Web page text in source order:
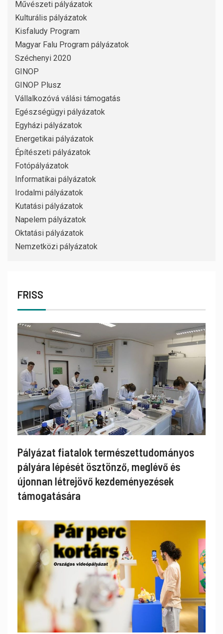
Művészeti pályázatok
Kulturális pályázatok
Kisfaludy Program
Magyar Falu Program pályázatok
Széchenyi 2020
GINOP
GINOP Plusz
Vállalkozóvá válási támogatás
Egészségügyi pályázatok
Egyházi pályázatok
Energetikai pályázatok
Építészeti pályázatok
Fotópályázatok
Informatikai pályázatok
Irodalmi pályázatok
Kutatási pályázatok
Napelem pályázatok
Oktatási pályázatok
Nemzetközi pályázatok
FRISS
Pályázat fiatalok természettudományos
pályára lépését ösztönző, meglévő és
újonnan létrejövő kezdeményezések
támogatására